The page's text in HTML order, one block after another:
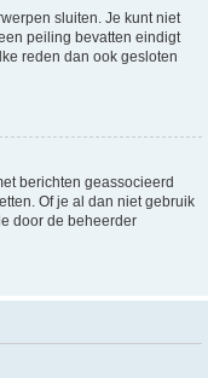
sluiten. Je kunt niet
peiling bevatten eindigt
reden dan ook gesloten
berichten geassocieerd
Of je al dan niet gebruik
door de beheerder